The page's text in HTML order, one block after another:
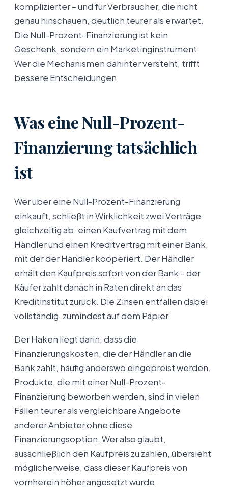
komplizierter – und für Verbraucher, die nicht
genau hinschauen, deutlich teurer als erwartet.
Die Null-Prozent-Finanzierung ist kein
Geschenk, sondern ein Marketinginstrument.
Wer die Mechanismen dahinter versteht, trifft
bessere Entscheidungen.
Was eine Null-Prozent-
Finanzierung tatsächlich
ist
Wer über eine Null-Prozent-Finanzierung
einkauft, schließt in Wirklichkeit zwei Verträge
gleichzeitig ab: einen Kaufvertrag mit dem
Händler und einen Kreditvertrag mit einer Bank,
mit der der Händler kooperiert. Der Händler
erhält den Kaufpreis sofort von der Bank – der
Käufer zahlt danach in Raten direkt an das
Kreditinstitut zurück. Die Zinsen entfallen dabei
vollständig, zumindest auf dem Papier.
Der Haken liegt darin, dass die
Finanzierungskosten, die der Händler an die
Bank zahlt, häufig anderswo eingepreist werden.
Produkte, die mit einer Null-Prozent-
Finanzierung beworben werden, sind in vielen
Fällen teurer als vergleichbare Angebote
anderer Anbieter ohne diese
Finanzierungsoption. Wer also glaubt,
ausschließlich den Kaufpreis zu zahlen, übersieht
möglicherweise, dass dieser Kaufpreis von
vornherein höher angesetzt wurde.